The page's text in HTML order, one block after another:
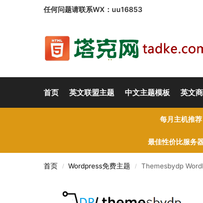
任何问题请联系WX：uu16853
首页 英文联盟主题 中文主题模板 英文
每月主机推荐
最佳性价比服务
首页 / Wordpress免费主题 / Themesbydp